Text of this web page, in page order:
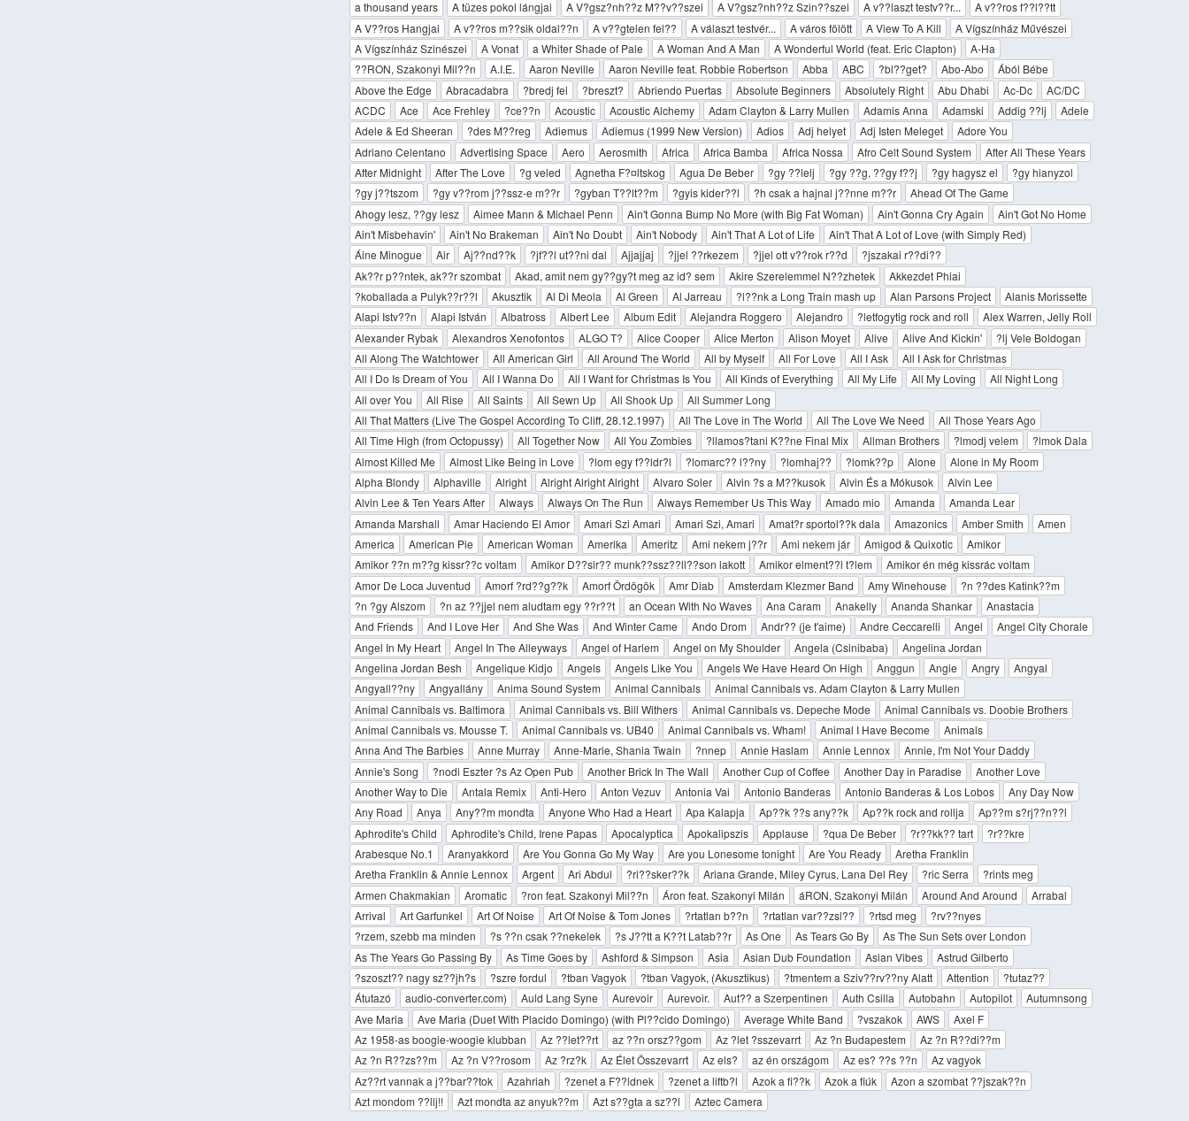
a thousand years
A tüzes pokol lángjai A V?­gsz?­nh??z M??v??szei A V?­gsz?­nh??z Szin??szei A v??laszt testv??r...
A v??ros f??l??tt
A V??ros Hangjai
A v??ros m??sik oldal??n A v??gtelen fel?? A választ testvér... A város fölött A View To A Kill
A Vígszínház Művészei
A Vígszínház Szinészei
A Vonat a Whiter Shade of Pale A Woman And A Man A Wonderful World (feat. Eric Clapton)
A-Ha
??RON, Szakonyi Mil??n
A.I.E. Aaron Neville Aaron Neville feat. Robbie Robertson Abba ABC ?bl??get? Abo-Abo
Ából Bébe
Above the Edge
Abracadabra ?bredj fel ?breszt? Abriendo Puertas Absolute Beginners Absolutely Right Abu Dhabi Ac-Dc
AC/DC
ACDC
Ace Ace Frehley ?ce??n Acoustic Acoustic Alchemy Adam Clayton & Larry Mullen Adamis Anna Adamski Addig ??lj
Adele
Adele & Ed Sheeran
?des M??reg Adiemus Adiemus (1999 New Version) Adios Adj helyet Adj Isten Meleget
Adore You
Adriano Celentano
Advertising Space Aero Aerosmith Africa Africa Bamba Africa Nossa Afro Celt Sound System
After All These Years
After Midnight
After The Love ?g veled Agnetha F?¤ltskog Agua De Beber ?gy ??lelj ?gy ??g, ??gy f??j ?gy hagysz el
?gy hianyzol
?gy j??tszom
?gy v??rom j??ssz-e m??r ?gyban T??lt??m ?gyis kider??l ?h csak a hajnal j??nne m??r
Ahead Of The Game
Ahogy lesz, ??gy lesz
Aimee Mann & Michael Penn Ain't Gonna Bump No More (with Big Fat Woman) Ain't Gonna Cry Again
Ain't Got No Home
Ain't Misbehavin'
Ain't No Brakeman Ain't No Doubt Ain't Nobody Ain't That A Lot of Life
Ain't That A Lot of Love (with Simply Red)
Áine Minogue
Air Aj??nd??k ?jf??l ut??ni dal Ajjajjaj ?jjel ??rkezem ?jjel ott v??rok r??d
?jszakai r??di??
Ak??r p??ntek, ak??r szombat
Akad, amit nem gy??gy?­t meg az id? sem Akire Szerelemmel N??zhetek
Akkezdet Phiai
?koballada a Pulyk??r??l
Akusztik Al Di Meola Al Green Al Jarreau ?l??nk a Long Train mash up Alan Parsons Project
Alanis Morissette
Alapi Istv??n
Alapi István Albatross Albert Lee Album Edit Alejandra Roggero Alejandro ?letfogytig rock and roll
Alex Warren, Jelly Roll
Alexander Rybak
Alexandros Xenofontos ALGO T? Alice Cooper Alice Merton Alison Moyet Alive Alive And Kickin'
?lj Vele Boldogan
All Along The Watchtower
All American Girl All Around The World All by Myself All For Love All I Ask
All I Ask for Christmas
All I Do Is Dream of You
All I Wanna Do All I Want for Christmas Is You All Kinds of Everything All My Life All My Loving
All Night Long
All over You
All Rise All Saints All Sewn Up All Shook Up
All Summer Long
All That Matters (Live The Gospel According To Cliff, 28.12.1997)
All The Love in The World All The Love We Need
All Those Years Ago
All Time High (from Octopussy)
All Together Now All You Zombies ?llamos?­tani K??ne Final Mix Allman Brothers ?lmodj velem
?lmok Dala
Almost Killed Me
Almost Like Being in Love ?lom egy f??ldr?l ?lomarc?? l??ny ?lomhaj?? ?lomk??p Alone
Alone in My Room
Alpha Blondy
Alphaville Alright Alright Alright Alright Alvaro Soler Alvin ?s a M??kusok Alvin És a Mókusok
Alvin Lee
Alvin Lee & Ten Years After
Always Always On The Run Always Remember Us This Way Amado mio Amanda
Amanda Lear
Amanda Marshall
Amar Haciendo El Amor Amari Szi Amari Amari Szi, Amari Amat?r sportol??k dala Amazonics Amber Smith
Amen
America
American Pie American Woman Amerika Ameritz Ami nekem j??r Ami nekem jár Amigod & Quixotic
Amikor
Amikor ??n m??g kissr??c voltam
Amikor D??sir?? munk??ssz??ll??son lakott Amikor elment??l t?lem
Amikor én még kissrác voltam
Amor De Loca Juventud
Amorf ?rd??g??k Amorf Ördögök Amr Diab Amsterdam Klezmer Band Amy Winehouse
?n ??des Katink??m
?n ?gy Alszom
?n az ??jjel nem aludtam egy ??r??t an Ocean With No Waves Ana Caram Anakelly Ananda Shankar
Anastacia
And Friends
And I Love Her And She Was And Winter Came Ando Drom Andr?? (je t'aime) Andre Ceccarelli Angel
Angel City Chorale
Angel In My Heart
Angel In The Alleyways Angel of Harlem Angel on My Shoulder Angela (Csinibaba)
Angelina Jordan
Angelina Jordan Besh
Angelique Kidjo Angels Angels Like You Angels We Have Heard On High Anggun Angie Angry
Angyal
Angyall??ny
Angyallány Anima Sound System Animal Cannibals
Animal Cannibals vs. Adam Clayton & Larry Mullen
Animal Cannibals vs. Baltimora
Animal Cannibals vs. Bill Withers Animal Cannibals vs. Depeche Mode
Animal Cannibals vs. Doobie Brothers
Animal Cannibals vs. Mousse T.
Animal Cannibals vs. UB40 Animal Cannibals vs. Wham! Animal I Have Become
Animals
Anna And The Barbies
Anne Murray Anne-Marie, Shania Twain ?nnep Annie Haslam Annie Lennox
Annie, I'm Not Your Daddy
Annie's Song
?nodi Eszter ?s Az Open Pub Another Brick In The Wall Another Cup of Coffee Another Day in Paradise
Another Love
Another Way to Die
Antala Remix Anti-Hero Anton Vezuv Antonia Vai Antonio Banderas Antonio Banderas & Los Lobos
Any Day Now
Any Road
Anya Any??m mondta Anyone Who Had a Heart Apa Kalapja Ap??k ??s any??k Ap??k rock and rollja
Ap??m s?­rj??n??l
Aphrodite's Child
Aphrodite's Child, Irene Papas Apocalyptica Apokalipszis Applause ?qua De Beber ?r??kk?? tart
?r??kre
Arabesque No.1
Aranyakkord Are You Gonna Go My Way Are you Lonesome tonight Are You Ready
Aretha Franklin
Aretha Franklin & Annie Lennox
Argent Ari Abdul ?ri??sker??k Ariana Grande, Miley Cyrus, Lana Del Rey ?ric Serra
?rints meg
Armen Chakmakian
Aromatic ?ron feat. Szakonyi Mil??n Áron feat. Szakonyi Milán áRON, Szakonyi Milán Around And Around
Arrabal
Arrival
Art Garfunkel Art Of Noise Art Of Noise & Tom Jones ?rtatlan b??n ?rtatlan var??zsl?? ?rtsd meg
?rv??nyes
?rzem, szebb ma minden
?s ??n csak ??nekelek ?s J??tt a K??t Latab??r As One As Tears Go By
As The Sun Sets over London
As The Years Go Passing By
As Time Goes by Ashford & Simpson Asia Asian Dub Foundation Asian Vibes
Astrud Gilberto
?szoszt?? nagy sz??jh?s
?szre fordul ?tban Vagyok ?tban Vagyok, (Akusztikus) ?tmentem a Sziv??rv??ny Alatt Attention
?tutaz??
Átutazó
audio-converter.com) Auld Lang Syne Aurevoir Aurevoir. Aut?? a Szerpentinen Auth Csilla Autobahn Autopilot
Autumnsong
Ave Maria
Ave Maria (Duet With Placido Domingo) (with Pl??cido Domingo) Average White Band ?vszakok AWS
Axel F
Az 1958-as boogie-woogie klubban
Az ??let??rt az ??n orsz??gom Az ?let ?sszevarrt Az ?n Budapestem
Az ?n R??di??m
Az ?n R??zs??m
Az ?n V??rosom Az ?rz?k Az Élet Összevarrt Az els? az én országom Az es? ??s ??n
Az vagyok
Az??rt vannak a j??bar??tok
Azahriah ?zenet a F??ldnek ?zenet a liftb?l Azok a fi??k Azok a fiúk
Azon a szombat ??jszak??n
Azt mondom ??llj!!
Azt mondta az anyuk??m Azt s??gta a sz??l Aztec Camera